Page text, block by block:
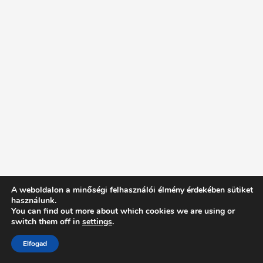
Intentionally Blank - Proudly powered by WordPress
A weboldalon a minőségi felhasználói élmény érdekében sütiket
használunk.
You can find out more about which cookies we are using or
switch them off in settings.
Elfogad